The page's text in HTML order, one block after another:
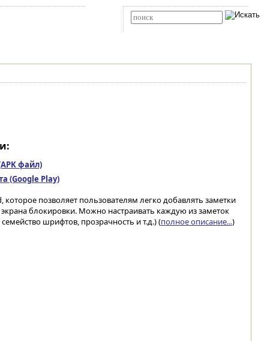
файл)
(Google Play)
позволяет пользователям легко добавлять заметки
блокировки. Можно настраивать каждую из заметок
шрифтов, прозрачность и т.д.) (полное описание...)